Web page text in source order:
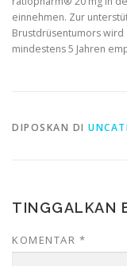
einnehmen. Zur
Brustdrüsentumors
mindestens 5 Jahren
DIPOSKAN DI
TINGGALKAN
KOMENTAR *